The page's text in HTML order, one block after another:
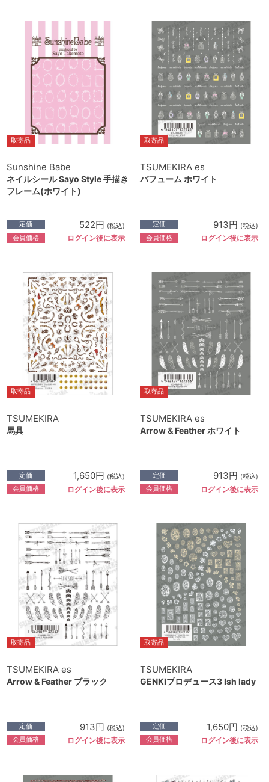
取寄品
Sunshine Babe
ネイルシール Sayo Style 手描き
フレーム(ホワイト)
定価 522円 (税込)
会員価格 ログイン後に表示
取寄品
TSUMEKIRA es
パフューム ホワイト
定価 913円 (税込)
会員価格 ログイン後に表示
取寄品
TSUMEKIRA
馬具
定価 1,650円 (税込)
会員価格 ログイン後に表示
取寄品
TSUMEKIRA es
Arrow & Feather ホワイト
定価 913円 (税込)
会員価格 ログイン後に表示
取寄品
TSUMEKIRA es
Arrow & Feather ブラック
定価 913円 (税込)
会員価格 ログイン後に表示
取寄品
TSUMEKIRA
GENKIプロデュース3 Ish lady
定価 1,650円 (税込)
会員価格 ログイン後に表示